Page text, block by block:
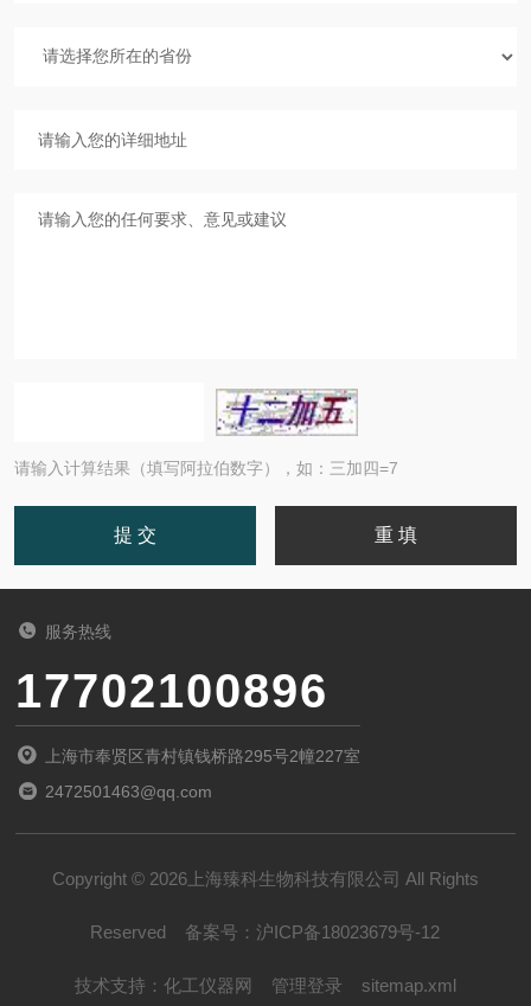
请输入计算结果（填写阿拉伯数字），如：三加四=7
服务热线
17702100896
上海市奉贤区青村镇钱桥路295号2幢227室
2472501463@qq.com
Copyright © 2026上海臻科生物科技有限公司 All Rights
Reserved 备案号： 沪ICP备18023679号-12
技术支持： 化工仪器网 管理登录 sitemap.xml